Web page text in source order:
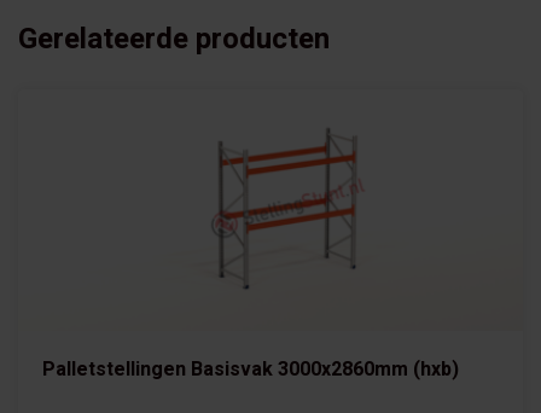
Gerelateerde producten
Palletstellingen Basisvak 3000x2860mm (hxb)